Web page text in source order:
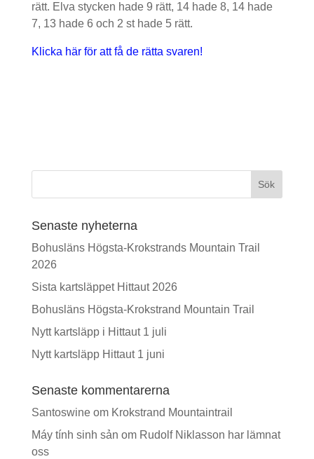
rätt. Elva stycken hade 9 rätt, 14 hade 8, 14 hade
7, 13 hade 6 och 2 st hade 5 rätt.
Klicka här för att få de rätta svaren!
Sök
Senaste nyheterna
Bohusläns Högsta-Krokstrands Mountain Trail
2026
Sista kartsläppet Hittaut 2026
Bohusläns Högsta-Krokstrand Mountain Trail
Nytt kartsläpp i Hittaut 1 juli
Nytt kartsläpp Hittaut 1 juni
Senaste kommentarerna
Santoswineom Krokstrand Mountaintrail
Máy tính sinh sản om Rudolf Niklasson har lämnat
oss